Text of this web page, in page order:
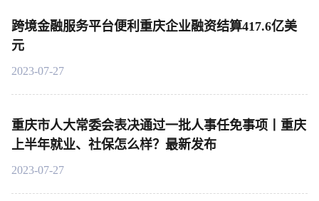
跨境金融服务平台便利重庆企业融资结算417.6亿美
元
2023-07-27
重庆市人大常委会表决通过一批人事任免事项丨重庆
上半年就业、社保怎么样？最新发布
2023-07-27